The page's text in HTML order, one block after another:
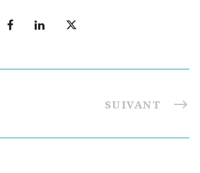
SUIVANT